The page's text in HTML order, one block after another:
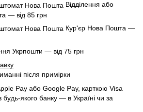
Відділення або
— від 85 грн
Кур'єр Нова Пошта —
Укрпошти — від 75 грн
після примірки
Pay або Google Pay, карткою Visa
якого банку — в Україні чи за